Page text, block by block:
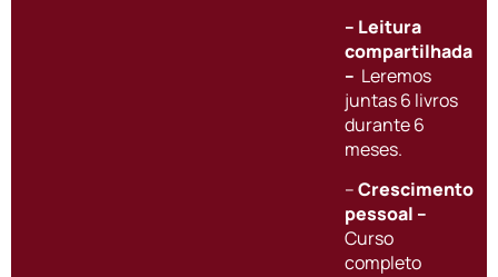
– Leitura
compartilhada
– Leremos
juntas 6 livros
durante 6
meses.
–Crescimento
pessoal –
Curso
completo